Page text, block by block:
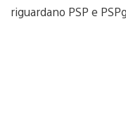
riguardano PSP e